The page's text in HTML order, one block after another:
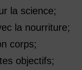
la science;
la nourriture;
corps;
objectifs;